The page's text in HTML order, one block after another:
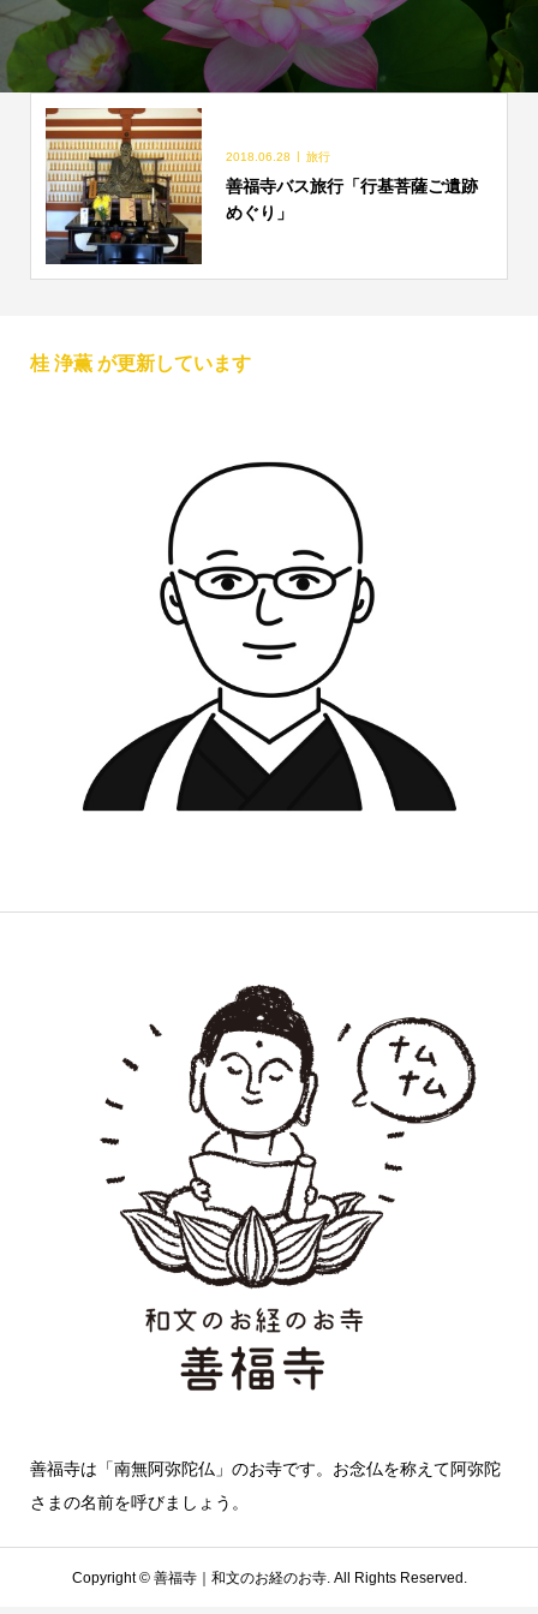
2018.06.28 旅行
善福寺バス旅行「行基菩薩ご遺跡
めぐり」
桂 浄薫 が更新しています
善福寺は「南無阿弥陀仏」のお寺です。お念仏を称えて阿弥陀
さまの名前を呼びましょう。
Copyright ©善福寺｜和文のお経のお寺. All Rights Reserved.